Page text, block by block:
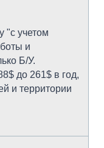
"с учетом
и
Б/У.
до 261$ в год,
и территории